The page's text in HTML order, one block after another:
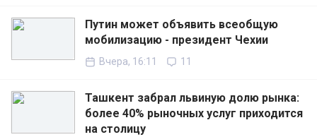
Путин может объявить всеобщую
мобилизацию - президент Чехии
Вчера, 16:11 11
Ташкент забрал львиную долю рынка:
более 40% рыночных услуг приходится
на столицу